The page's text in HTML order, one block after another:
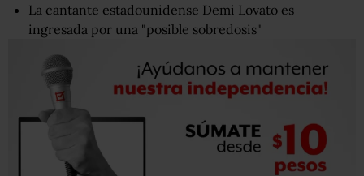
La cantante estadounidense Demi Lovato es
ingresada por una "posible sobredosis"